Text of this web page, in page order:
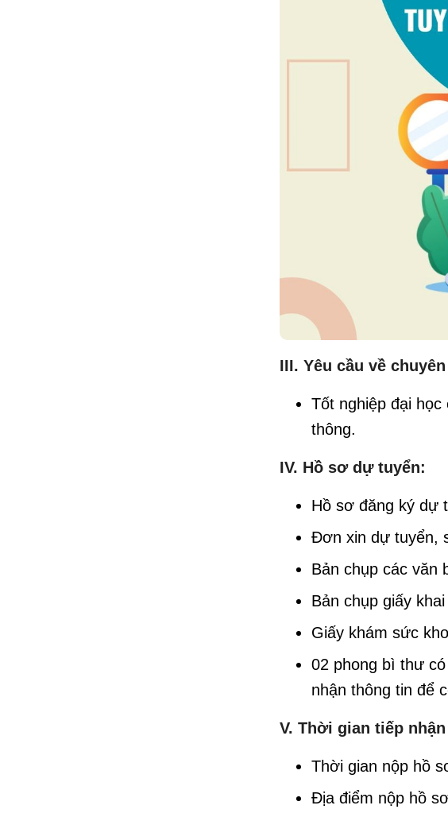
III. Yêu cầu về
Tốt nghiệp đại
thông.
IV. Hồ sơ dự tuyển:
Hồ sơ đăng ký dự
Đơn xin dự tuyển,
Bản chụp các văn
Bản chụp giấy khai
Giấy khám sức
02 phong bì thư
nhận thông tin để
V. Thời gian tiếp
Thời gian nộp hồ
Địa điểm nộp hồ